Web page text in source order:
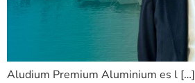
Aludium Premium Aluminium es l […]